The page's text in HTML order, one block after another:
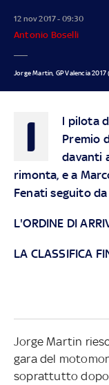
12 nov 2017 - 09:30
Antonio Boselli
Jorge Martin, GP Valencia
I
l pilota
Premio
davanti
rimonta, e a
Fenati seguito
L'ORDINE DI
LA CLASSIFICA
Jorge Martin
gara del
soprattutto dopo